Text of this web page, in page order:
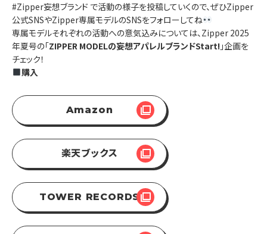
#Zipper妄想ブランド で活動の様子を投稿していくので、ぜひZipper
公式SNSやZipper専属モデルのSNSをフォローしてね
専属モデルそれぞれの活動への意気込みについては、Zipper 2025
年夏号の「ZIPPER MODELの妄想アパレルブランドStart! 」企画を
チェック！
購入
Amazon
楽天ブックス
TOWER RECORDS